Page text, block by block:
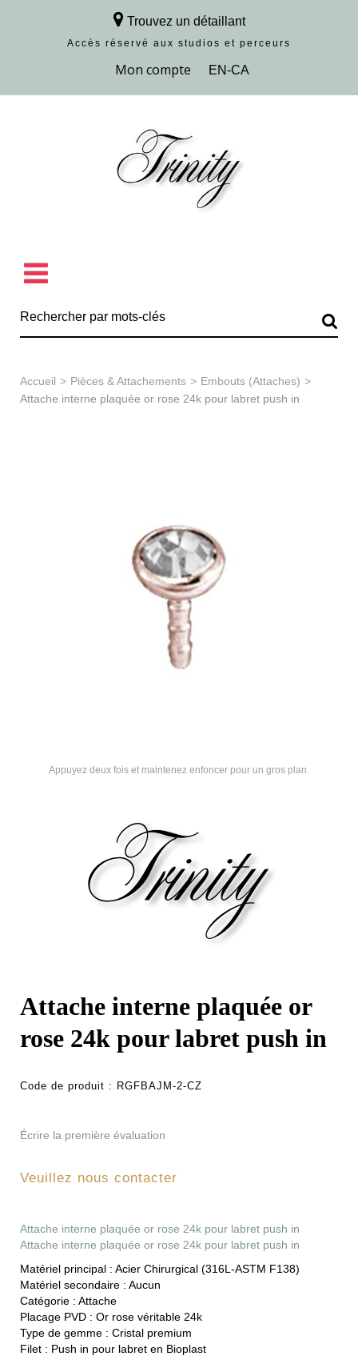
Trouvez un détaillant
Accès réservé aux studios et perceurs
Découvrir la collection
Accueil > Pièces & Attachements > Embouts (Attaches) >
Attache interne plaquée or rose 24k pour labret push in
Appuyez deux fois et maintenez enfoncer pour un gros plan.
Attache interne plaquée or
rose 24k pour labret push in
Code de produit : RGFBAJM-2-CZ
Écrire la première évaluation
Veuillez nous contacter
Attache interne plaquée or rose 24k pour labret push in
Attache interne plaquée or rose 24k pour labret push in
Matériel principal : Acier Chirurgical (316L-ASTM F138)
Matériel secondaire : Aucun
Catégorie : Attache
Placage PVD : Or rose véritable 24k
Type de gemme : Cristal premium
Filet : Push in pour labret en Bioplast